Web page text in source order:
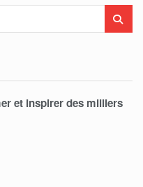
et inspirer des milliers